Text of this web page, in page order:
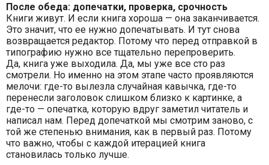
После обеда: допечатки, проверка, срочность
Книги живут. И если книга хороша — она заканчивается.
Это значит, что ее нужно допечатывать. И тут снова
возвращается редактор. Потому что перед отправкой в
типографию нужно все тщательно перепроверить.
Да, книга уже выходила. Да, мы уже все сто раз
смотрели. Но именно на этом этапе часто проявляются
мелочи: где-то вылезла случайная кавычка, где-то
перенесли заголовок слишком близко к картинке, а
где-то — опечатка, которую вдруг заметил читатель и
написал нам. Перед допечаткой мы смотрим заново, с
той же степенью внимания, как в первый раз. Потому
что важно, чтобы с каждой итерацией книга
становилась только лучше.